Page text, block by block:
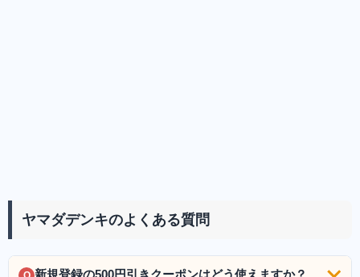
ヤマダデンキのよくある質問
新規登録の500円引きクーポンはどう使えますか？